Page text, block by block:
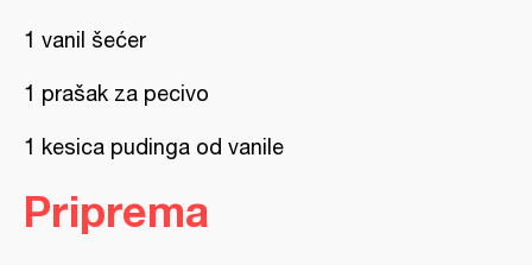
1 vanil šećer
1 prašak za pecivo
1 kesica pudinga od vanile
Priprema